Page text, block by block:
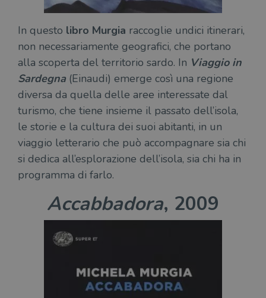
In questo libro Murgia raccoglie undici itinerari,
non necessariamente geografici, che portano
alla scoperta del territorio sardo. In Viaggio in
Sardegna (Einaudi) emerge così una regione
diversa da quella delle aree interessate dal
turismo, che tiene insieme il passato dell’isola,
le storie e la cultura dei suoi abitanti, in un
viaggio letterario che può accompagnare sia chi
si dedica all’esplorazione dell’isola, sia chi ha in
programma di farlo.
Accabbadora, 2009